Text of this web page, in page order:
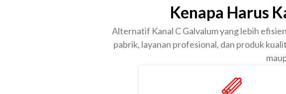
Kenapa Harus
Alternatif Kanal C Galvalum yang lebih
pabrik, layanan profesional, dan produk